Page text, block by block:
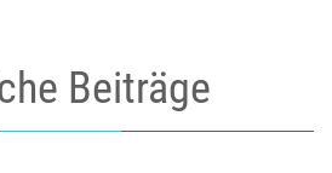
Beiträge